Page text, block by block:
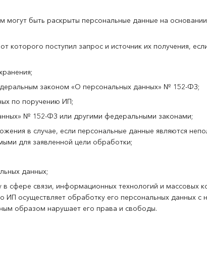
быть раскрыты персональные данные на
которого поступил запрос и источник их получения,
законом «О персональных данных» № 152-ФЗ;
по поручению ИП;
№ 152-ФЗ или другими федеральными законами;
в случае, если персональные данные являются
для заявленной цели обработки;
данных;
сфере связи, информационных технологий и массовых
ИП осуществляет обработку его персональных данных с
образом нарушает его права и свободы.